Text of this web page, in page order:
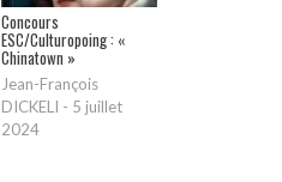
Concours
ESC/Culturopoing : «
Chinatown »
Jean-François
DICKELI - 5 juillet
2024